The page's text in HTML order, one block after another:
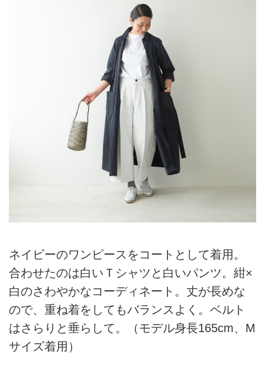
ネイビーのワンピースをコートとして着用。
合わせたのは白いＴシャツと白いパンツ。紺×
白のさわやかなコーディネート。丈が長めな
ので、重ね着をしてもバランスよく。ベルト
はさらりと垂らして。（モデル身長165cm、M
サイズ着用）